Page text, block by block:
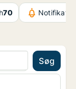
70
Søg